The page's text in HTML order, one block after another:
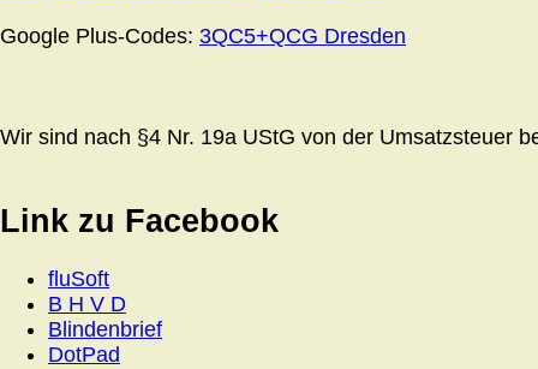
Google Plus-Codes: 3QC5+QCG Dresden
Wir sind nach §4 Nr. 19a UStG von der Umsatzsteuer
Link zu Facebook
fluSoft
B H V D
Blindenbrief
DotPad